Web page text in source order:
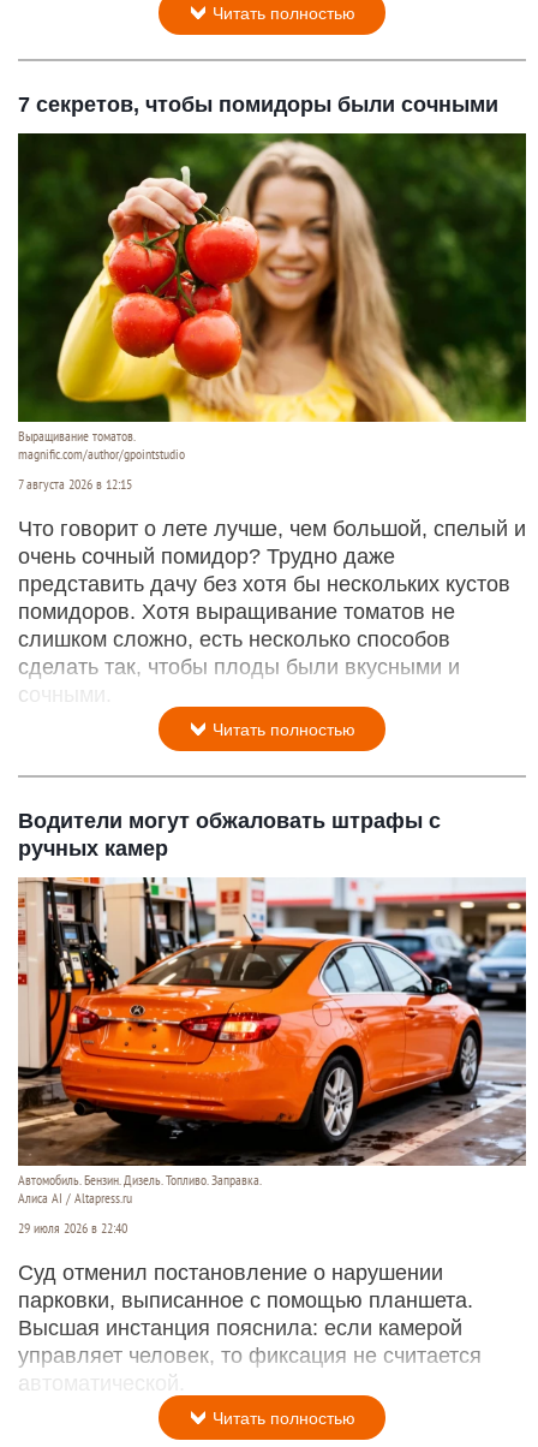
Читать полностью
7 секретов, чтобы помидоры были сочными
Выращивание томатов.
magnific.com/author/gpointstudio
7 августа 2026 в 12:15
Что говорит о лете лучше, чем большой, спелый и
очень сочный помидор? Трудно даже
представить дачу без хотя бы нескольких кустов
помидоров. Хотя выращивание томатов не
слишком сложно, есть несколько способов
сделать так, чтобы плоды были вкусными и
сочными.
Читать полностью
Водители могут обжаловать штрафы с
ручных камер
Автомобиль. Бензин. Дизель. Топливо. Заправка.
Алиса AI / Altapress.ru
29 июля 2026 в 22:40
Суд отменил постановление о нарушении
парковки, выписанное с помощью планшета.
Высшая инстанция пояснила: если камерой
управляет человек, то фиксация не считается
автоматической.
Читать полностью